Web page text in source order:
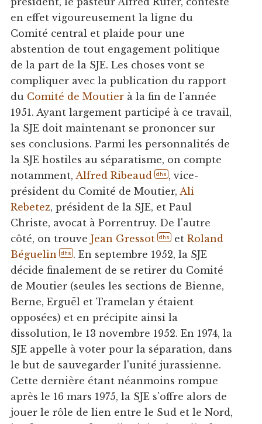
en effet vigoureusement la ligne du
Comité central et plaide pour une
abstention de tout engagement politique
de la part de la SJE. Les choses vont se
compliquer avec la publication du rapport
du Comité de Moutierà la fin de l'année
1951. Ayant largement participé à ce travail,
la SJE doit maintenant se prononcer sur
ses conclusions. Parmi les personnalités de
la SJE hostiles au séparatisme, on compte
notamment, Alfred Ribeaud dhs , vice-
président du Comité de Moutier, Ali
Rebetez, président de la SJE, et Paul
Christe, avocat à Porrentruy. De l'autre
côté, on trouve Jean Gressot dhs et Roland
Béguelin
dhs . En septembre 1952, la SJE
décide finalement de se retirer du Comité
de Moutier (seules les sections de Bienne,
Berne, Erguël et Tramelan y étaient
opposées) et en précipite ainsi la
dissolution, le 13 novembre 1952. En 1974, la
SJE appelle à voter pour la séparation, dans
le but de sauvegarder l'unité jurassienne.
Cette dernière étant néanmoins rompue
après le 16 mars 1975, la SJE s'offre alors de
jouer le rôle de lien entre le Sud et le Nord,